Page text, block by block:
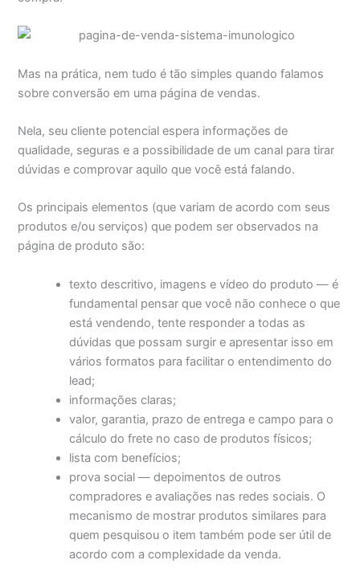
Mas na prática, nem tudo é tão simples quando falamos
sobre conversão em uma página de vendas.
Nela, seu cliente potencial espera informações de
qualidade, seguras e a possibilidade de um canal para tirar
dúvidas e comprovar aquilo que você está falando.
Os principais elementos (que variam de acordo com seus
produtos e/ou serviços) que podem ser observados na
página de produto são:
texto descritivo, imagens e vídeo do produto — é
fundamental pensar que você não conhece o que
está vendendo, tente responder a todas as
dúvidas que possam surgir e apresentar isso em
vários formatos para facilitar o entendimento do
lead;
informações claras;
valor, garantia, prazo de entrega e campo para o
cálculo do frete no caso de produtos físicos;
lista com benefícios;
prova social — depoimentos de outros
compradores e avaliações nas redes sociais. O
mecanismo de mostrar produtos similares para
quem pesquisou o item também pode ser útil de
acordo com a complexidade da venda.